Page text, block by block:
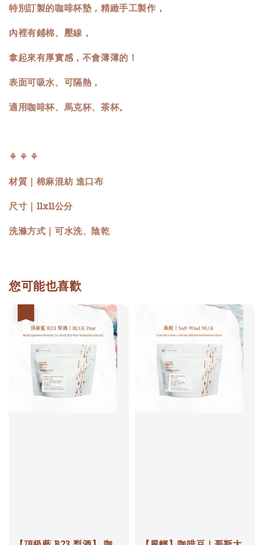
特別訂製的咖啡杯墊，精緻手工製作，
內裡有鋪棉、壓線，
拿起來有厚實感，不會薄薄的！
表面可吸水、可隔熱，
適用咖啡杯、馬克杯、茶杯。
⚘ ⚘ ⚘
材質｜棉麻混紡 進口布
尺寸｜11x11公分
洗滌方式｜可水洗、陰乾
您可能也喜歡